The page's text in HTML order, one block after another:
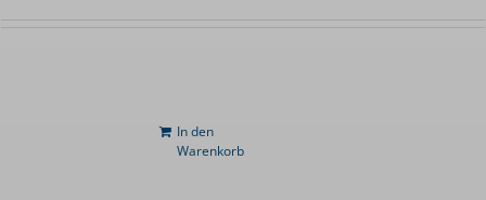
In den
Warenkorb